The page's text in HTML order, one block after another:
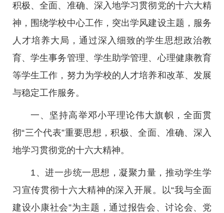
积极、全面、准确、深入地学习贯彻党的十六大精
神，围绕学校中心工作，突出学风建设主题，服务
人才培养大局，通过深入细致的学生思想政治教
育、学生事务管理、学生助学管理、心理健康教育
等学生工作，努力为学校的人才培养和改革、发展
与稳定工作服务。
一、坚持高举邓小平理论伟大旗帜，全面贯
彻“三个代表”重要思想，积极、全面、准确、深入
地学习贯彻党的十六大精神。
1、进一步统一思想，凝聚力量，推动学生学
习宣传贯彻十六大精神的深入开展。以“我与全面
建设小康社会”为主题，通过报告会、讨论会、党